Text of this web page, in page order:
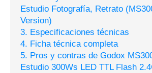
Estudio Fotografía, Retrato
Version)
3. Especificaciones técnicas
4. Ficha técnica completa
5. Pros y contras de Godox
Estudio 300Ws LED TTL Flash